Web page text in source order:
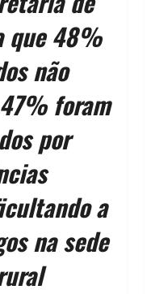
que 48%
não
foram
por
a
na sede